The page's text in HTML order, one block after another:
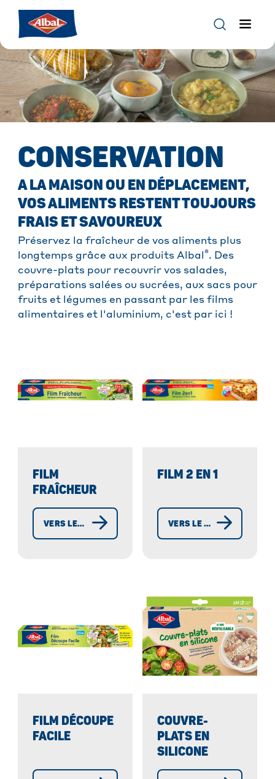
CONSERVATION
A LA MAISON OU EN DÉPLACEMENT,
VOS ALIMENTS RESTENT TOUJOURS
FRAIS ET SAVOUREUX
Préservez la fraîcheur de vos aliments plus
longtemps grâce aux produits Albal®. Des
couvre-plats pour recouvrir vos salades,
préparations salées ou sucrées, aux sacs pour
fruits et légumes en passant par les films
alimentaires et l'aluminium, c'est par ici !
FILM
FRAÎCHEUR
VERS LES FILMS FRAÎCHEUR
FILM 2 EN 1
VERS LE FILM 2 EN 1
FILM DÉCOUPE
FACILE
COUVRE-
PLATS EN
SILICONE